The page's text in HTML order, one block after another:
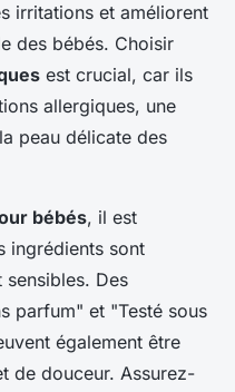
irritations et améliorent
des bébés. Choisir
est crucial, car ils
allergiques, une
peau délicate des
bébés, il est
ingrédients sont
sensibles. Des
parfum" et "Testé sous
également être
de douceur. Assurez-